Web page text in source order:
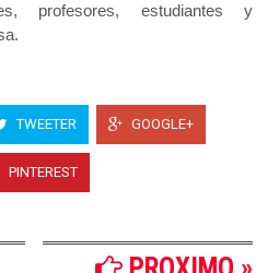
profesores, estudiantes y
TWEETER GOOGLE+
PINTEREST